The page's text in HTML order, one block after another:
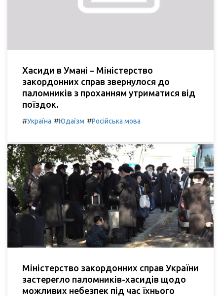
Хасиди в Умані – Міністерство
закордонних справ звернулося до
паломників з проханням утриматися від
поїздок.
#Україна #Юдаїзм #Російська мова
Міністерство закордонних справ України
застерегло паломників-хасидів щодо
можливих небезпек під час їхнього